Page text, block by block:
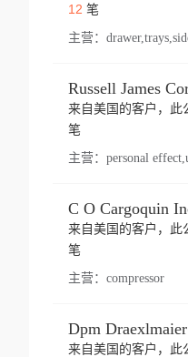
12 笔
主营：
来自美国的客户，此
笔
主营：
C O Cargoquin
来自美国的客户，此
笔
主营： compressor
来自美国的客户，此